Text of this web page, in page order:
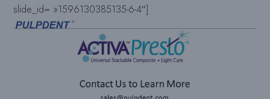
slide_id= »1596130385135-6-4″]